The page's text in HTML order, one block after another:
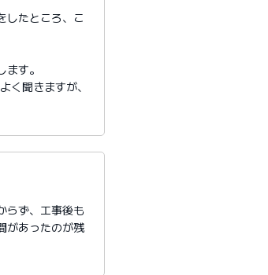
したところ、こ
す。
く聞きますが、
らず、工事後も
があったのが残